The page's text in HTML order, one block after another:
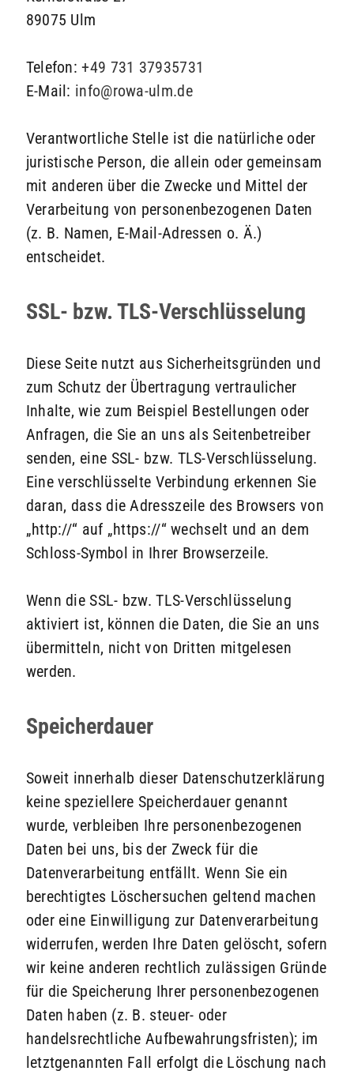
89075 Ulm
Telefon:+49 731 37935731
E-Mail: info@rowa-ulm.de
Verantwortliche Stelle ist die natürliche oder
juristische Person, die allein oder gemeinsam
mit anderen über die Zwecke und Mittel der
Verarbeitung von personenbezogenen Daten
(z. B. Namen, E-Mail-Adressen o. Ä.)
entscheidet.
SSL- bzw. TLS-Verschlüsselung
Diese Seite nutzt aus Sicherheitsgründen und
zum Schutz der Übertragung vertraulicher
Inhalte, wie zum Beispiel Bestellungen oder
Anfragen, die Sie an uns als Seitenbetreiber
senden, eine SSL- bzw. TLS-Verschlüsselung.
Eine verschlüsselte Verbindung erkennen Sie
daran, dass die Adresszeile des Browsers von
„http://“ auf „https://“ wechselt und an dem
Schloss-Symbol in Ihrer Browserzeile.
Wenn die SSL- bzw. TLS-Verschlüsselung
aktiviert ist, können die Daten, die Sie an uns
übermitteln, nicht von Dritten mitgelesen
werden.
Speicherdauer
Soweit innerhalb dieser Datenschutzerklärung
keine speziellere Speicherdauer genannt
wurde, verbleiben Ihre personenbezogenen
Daten bei uns, bis der Zweck für die
Datenverarbeitung entfällt. Wenn Sie ein
berechtigtes Löschersuchen geltend machen
oder eine Einwilligung zur Datenverarbeitung
widerrufen, werden Ihre Daten gelöscht, sofern
wir keine anderen rechtlich zulässigen Gründe
für die Speicherung Ihrer personenbezogenen
Daten haben (z. B. steuer- oder
handelsrechtliche Aufbewahrungsfristen); im
letztgenannten Fall erfolgt die Löschung nach